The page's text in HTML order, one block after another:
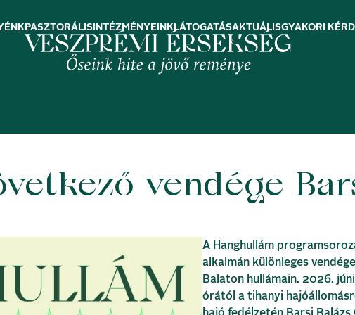
PASZTORÁLIS INTÉZMÉNYEINK LÁTOGATÁSAKTUÁLISGYAKORI
vendége
A Hanghullám
alkalmán különleges
Balaton hullámain. 2026.
órától a tihanyi